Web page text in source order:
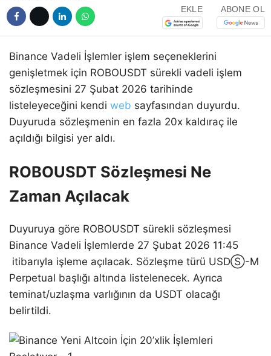
EKLE ABONE OL
Binance Vadeli İşlemler işlem seçeneklerini
genişletmek için ROBOUSDT sürekli vadeli işlem
sözleşmesini 27 Şubat 2026 tarihinde
listeleyeceğini kendi web sayfasından duyurdu.
Duyuruda sözleşmenin en fazla 20x kaldıraç ile
açıldığı bilgisi yer aldı.
ROBOUSDT Sözleşmesi Ne
Zaman Açılacak
Duyuruya göre ROBOUSDT sürekli sözleşmesi
Binance Vadeli İşlemlerde 27 Şubat 2026 11:45
itibarıyla işleme açılacak. Sözleşme türü USDⓈ-M
Perpetual başlığı altında listelenecek. Ayrıca
teminat/uzlaşma varlığının da USDT olacağı
belirtildi.